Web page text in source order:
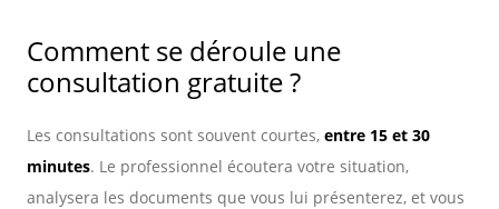
Comment se déroule une
consultation gratuite ?
Les consultations sont souvent courtes, entre 15 et 30
minutes. Le professionnel écoutera votre situation,
analysera les documents que vous lui présenterez, et vous